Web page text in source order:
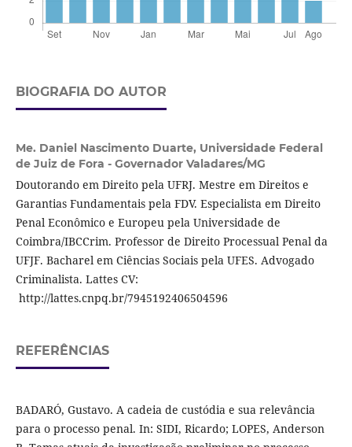
BIOGRAFIA DO AUTOR
Me. Daniel Nascimento Duarte, Universidade Federal
de Juiz de Fora - Governador Valadares/MG
Doutorando em Direito pela UFRJ. Mestre em Direitos e
Garantias Fundamentais pela FDV. Especialista em Direito
Penal Econômico e Europeu pela Universidade de
Coimbra/IBCCrim. Professor de Direito Processual Penal da
UFJF. Bacharel em Ciências Sociais pela UFES. Advogado
Criminalista. Lattes CV:
http://lattes.cnpq.br/7945192406504596
REFERÊNCIAS
BADARÓ, Gustavo. A cadeia de custódia e sua relevância
para o processo penal. In: SIDI, Ricardo; LOPES, Anderson